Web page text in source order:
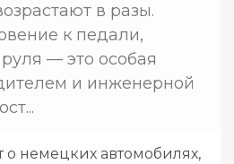
в разы.
к педали,
— это особая
и инженерной
о немецких автомобилях,